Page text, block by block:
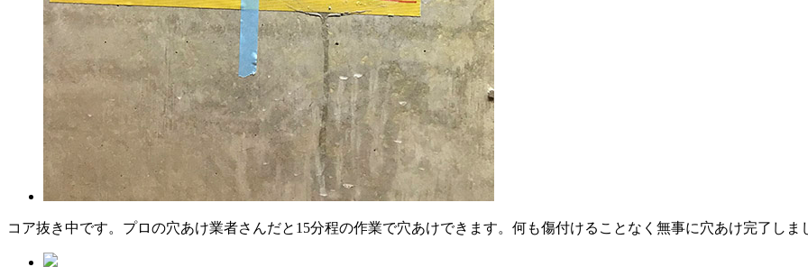
コア抜き中です。プロの穴あけ業者さんだと15分程の作業で穴あけできます。何も傷付けることなく無事に穴あけ完了しま